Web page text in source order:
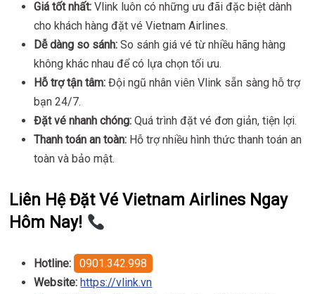
Giá tốt nhất: Vlink luôn có những ưu đãi đặc biệt dành
cho khách hàng đặt vé Vietnam Airlines.
Dễ dàng so sánh: So sánh giá vé từ nhiều hãng hàng
không khác nhau để có lựa chọn tối ưu.
Hỗ trợ tận tâm: Đội ngũ nhân viên Vlink sẵn sàng hỗ trợ
bạn 24/7.
Đặt vé nhanh chóng: Quá trình đặt vé đơn giản, tiện lợi.
Thanh toán an toàn: Hỗ trợ nhiều hình thức thanh toán an
toàn và bảo mật.
Liên Hệ Đặt Vé Vietnam Airlines Ngay
Hôm Nay!
Hotline:
0901.342.998
Website: https://vlink.vn